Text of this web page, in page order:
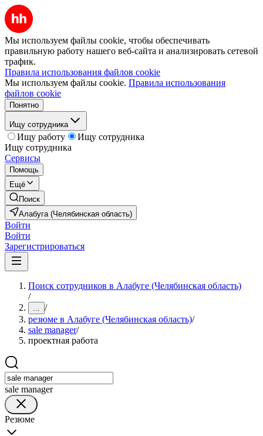
Мы используем файлы cookie, чтобы обеспечивать
правильную работу нашего веб-сайта и анализировать сетевой
трафик.
Правила использования файлов cookie
Мы используем файлы cookie. Правила использования
файлов cookie
Понятно
Ищу сотрудника
Ищу работу
Ищу сотрудника
Ищу сотрудника
Сервисы
Помощь
Ещё
Поиск
Алабуга (Челябинская область)
Войти
Войти
Зарегистрироваться
Поиск сотрудников в Алабуге (Челябинская область)
/
... /
резюме в Алабуге (Челябинская область)/
sale manager/
проектная работа
sale manager
Резюме